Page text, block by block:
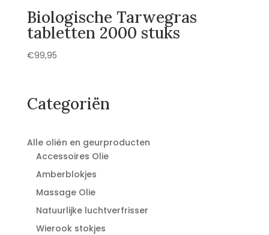
Biologische Tarwegras
tabletten 2000 stuks
€99,95
Categoriën
Alle oliën en geurproducten
Accessoires Olie
Amberblokjes
Massage Olie
Natuurlijke luchtverfrisser
Wierook stokjes